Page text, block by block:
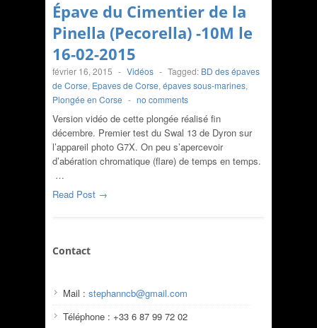
Épave du Cimentier de la
Pinella (Pecorella) -10M le
16-02-2015
février 16, 2015 - Vidéos - Tagged: BD des épaves
de Corse, Epaves de Corse, épaves sous-marines,
Plongée en Corse - no comments
Version vidéo de cette plongée réalisé fin
décembre. Premier test du Swal 13 de Dyron sur
l’appareil photo G7X. On peu s’apercevoir
d’abération chromatique (flare) de temps en temps.
…
Read Post →
Contact
Mail : stephanncb@gmail.com
Téléphone : +33 6 87 99 72 02